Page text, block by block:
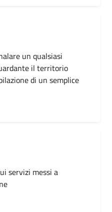
un qualsiasi
il territorio
di un semplice
servizi messi a